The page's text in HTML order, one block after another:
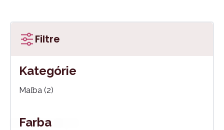
Filtre
Kategórie
Kategórie
Maľba (2)
Farba
Hnedá (2)
Zelená